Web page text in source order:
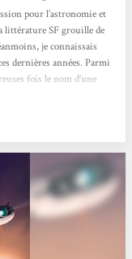
pour l’astronomie et
littérature SF grouille de
je connaissais
dernières années. Parmi
fois le nom d’une
Voyageurs, j’ai craqué